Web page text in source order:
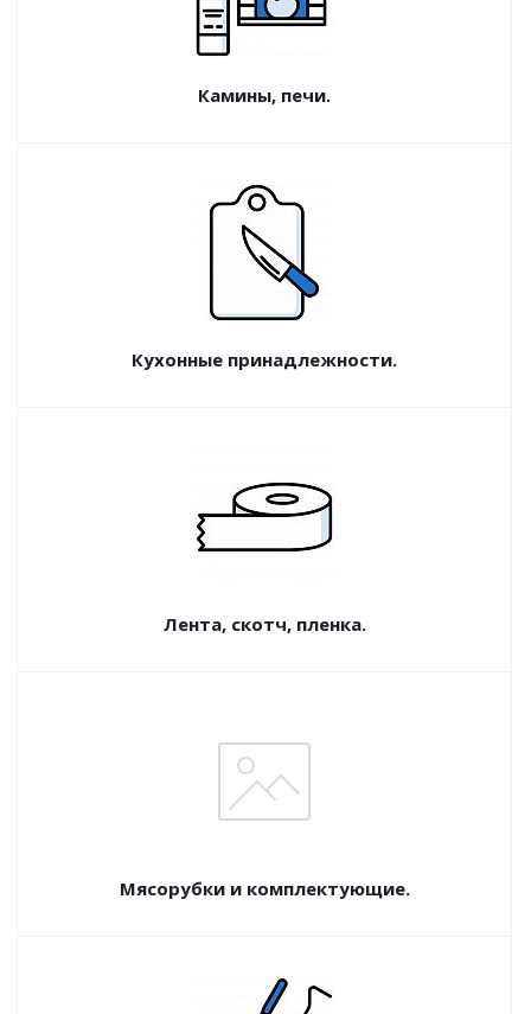
Камины, печи.
Кухонные принадлежности.
Лента, скотч, пленка.
Мясорубки и комплектующие.